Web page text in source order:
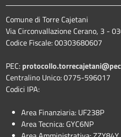
Comune di Torre Cajetani
Via Circonvallazione Cerano, 3 -
Codice Fiscale: 00303680607
PEC:
Centralino Unico: 0775-596017
Codici IPA:
Area Finanziaria: UF238P
Area Tecnica: GYC6NP